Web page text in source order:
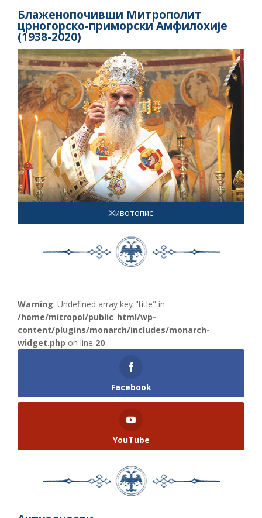
Блаженопочивши Митрополит
црногорско-приморски Амфилохије
(1938-2020)
Животопис
Warning: Undefined array key "title" in
/home/mitropol/public_html/wp-
content/plugins/monarch/includes/monarch-
widget.php on line 20
Facebook
YouTube